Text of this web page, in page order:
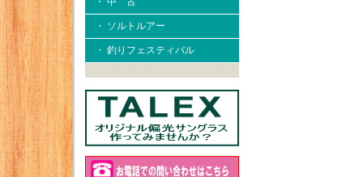
・ ソルトルアー
・ 釣りフェスティバル